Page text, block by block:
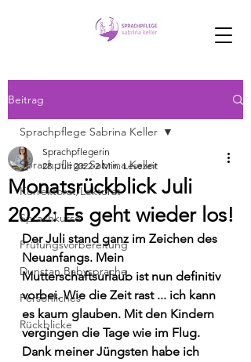
Beitrag
Sprachpflege Sabrina Keller
Korrektorat/Lektorat
Sprachkurse
Prüfungsvorbereitung
Dunstan Babysprache
Persönliches
Rückblicke
Sprachpflege Sabrina Keller
Monatsrückblick Juli
2022: Es geht wieder los!
Sprachpflegerin
28. Juli 2022 2 Min. Lesezeit
Der Juli stand ganz im Zeichen des
Neuanfangs. Mein
Mutterschaftsurlaub ist nun definitiv
vorbei. Wie die Zeit rast ... ich kann
es kaum glauben. Mit den Kindern
vergingen die Tage wie im Flug.
Dank meiner Jüngsten habe ich